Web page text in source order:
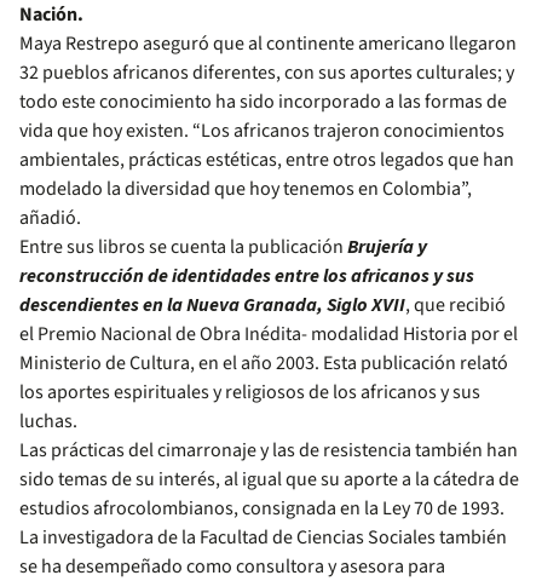
Nación.
Maya Restrepo aseguró que al continente americano llegaron
32 pueblos africanos diferentes, con sus aportes culturales; y
todo este conocimiento ha sido incorporado a las formas de
vida que hoy existen. “Los africanos trajeron conocimientos
ambientales, prácticas estéticas, entre otros legados que han
modelado la diversidad que hoy tenemos en Colombia”,
añadió.
Entre sus libros se cuenta la publicaciónBrujería y
reconstrucción de identidades entre los africanos y sus
descendientes en la Nueva Granada, Siglo XVII, que recibió
el Premio Nacional de Obra Inédita- modalidad Historia por el
Ministerio de Cultura, en el año 2003. Esta publicación relató
los aportes espirituales y religiosos de los africanos y sus
luchas.
Las prácticas del cimarronaje y las de resistencia también han
sido temas de su interés, al igual que su aporte a la cátedra de
estudios afrocolombianos, consignada en la Ley 70 de 1993.
La investigadora de la Facultad de Ciencias Sociales también
se ha desempeñado como consultora y asesora para